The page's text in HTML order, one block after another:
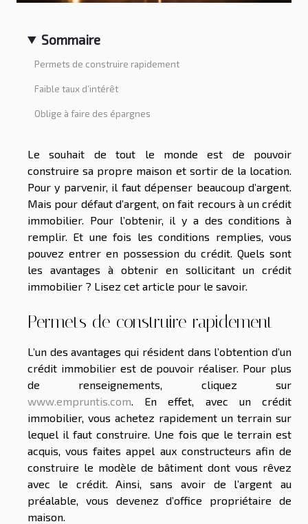
Sommaire
Permets de construire rapidement
Faible taux d’intérêt
Oblige à faire des épargnes
Le souhait de tout le monde est de pouvoir
construire sa propre maison et sortir de la location.
Pour y parvenir, il faut dépenser beaucoup d’argent.
Mais pour défaut d’argent, on fait recours à un crédit
immobilier. Pour l’obtenir, il y a des conditions à
remplir. Et une fois les conditions remplies, vous
pouvez entrer en possession du crédit. Quels sont
les avantages à obtenir en sollicitant un crédit
immobilier ? Lisez cet article pour le savoir.
Permets de construire rapidement
L’un des avantages qui résident dans l’obtention d’un
crédit immobilier est de pouvoir réaliser. Pour plus
de renseignements, cliquez sur
www.empruntis.com. En effet, avec un crédit
immobilier, vous achetez rapidement un terrain sur
lequel il faut construire. Une fois que le terrain est
acquis, vous faites appel aux constructeurs afin de
construire le modèle de bâtiment dont vous rêvez
avec le crédit. Ainsi, sans avoir de l’argent au
préalable, vous devenez d’office propriétaire de
maison.